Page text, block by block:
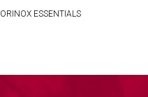
ESSENTIALS